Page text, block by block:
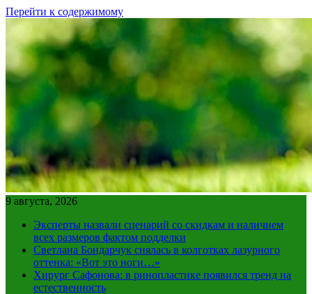
Перейти к содержимому
9 августа, 2026
Эксперты назвали сценарий со скидкам и наличием
всех размеров фактом подделки
Светлана Бондарчук снялась в колготках лазурного
оттенка: «Вот это ноги…»
Хирург Сафонова: в ринопластике появился тренд на
естественность